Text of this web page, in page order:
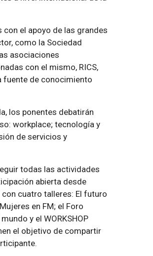
con el apoyo de las grandes
como la Sociedad
asociaciones
con el mismo, RICS,
fuente de conocimiento
los ponentes debatirán
workplace; tecnología y
de servicios y
todas las actividades
abierta desde
cuatro talleres: El futuro
en FM; el Foro
y el WORKSHOP
el objetivo de compartir